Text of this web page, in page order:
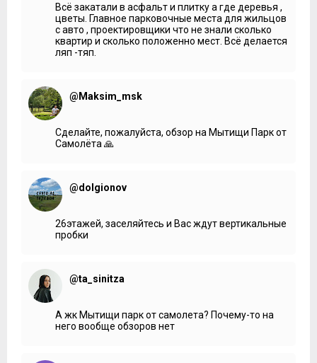
Всё закатали в асфальт и плитку а где деревья ,
цветы. Главное парковочные места для жильцов
с авто , проектировщики что не знали сколько
квартир и сколько положенно мест. Всё делается
ляп -тяп.
@Maksim_msk
Сделайте, пожалуйста, обзор на Мытищи Парк от
Самолёта 🙏
@dolgionov
26этажей, заселяйтесь и Вас ждут вертикальные
пробки
@ta_sinitza
А жк Мытищи парк от самолета? Почему-то на
него вообще обзоров нет